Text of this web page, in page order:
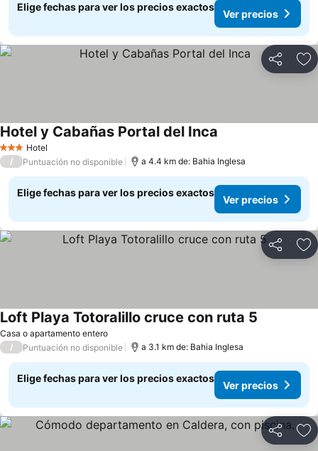
Elige fechas para ver los precios exactos
Ver precios
Compartir
3 Estrellas
Hotel
Hotel y Cabañas Portal del Inca
/ Puntuación no disponible a 4.4 km de: Bahia Inglesa
Elige fechas para ver los precios exactos
Ver precios
Compartir
Casa o apartamento entero
Loft Playa Totoralillo cruce con ruta 5
/ Puntuación no disponible a 3.1 km de: Bahia Inglesa
Elige fechas para ver los precios exactos
Ver precios
Compartir